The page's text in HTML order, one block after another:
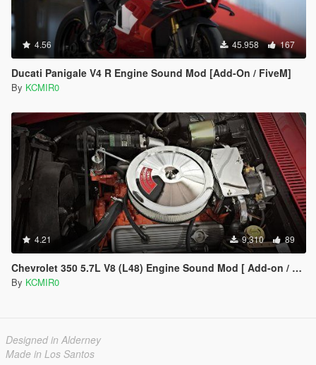
4.56 45.958 167
Ducati Panigale V4 R Engine Sound Mod [Add-On / FiveM]
By KCMIR0
4.21 9.310 89
Chevrolet 350 5.7L V8 (L48) Engine Sound Mod [ Add-on / FiveM ]
By KCMIR0
Designed in Alderney
Made in Los Santos